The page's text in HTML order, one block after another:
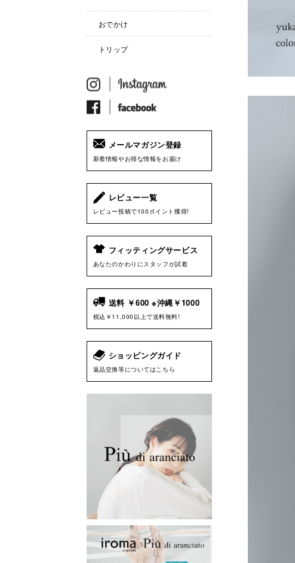
おでかけ
トリップ
メールマガジン登録
新着情報やお得な情報をお届け
レビュー一覧
レビュー投稿で100ポイント獲得!
フィッティングサービス
あなたのかわりにスタッフが試着
送料 ￥600 ※沖縄￥1000
税込￥11,000以上で送料無料!
ショッピングガイド
返品交換等についてはこちら